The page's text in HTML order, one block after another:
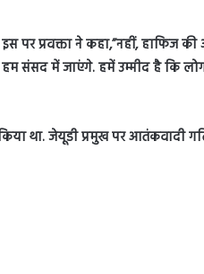
प्रवक्ता ने कहा,”नहीं, हाफिज की
संसद में जाएंगे. हमें उम्मीद है कि लोग
था. जेयूडी प्रमुख पर आतंकवादी